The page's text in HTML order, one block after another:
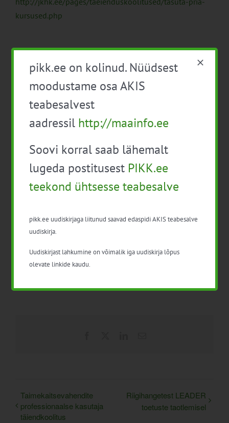
kursused.php
Ruth Türk
JKHK koolitusjuht
ruth.turk@jkhk.ee
Koolitused toimuvad “Teadmussiirde pikaajaline
programm taimekasvatuse tegevusvaldkonnas” raames,
Lisa kalendrisse
Taimekaitsevahendite
professionaalse kasutaja
täiendkoolitus
Riigihangetest LEADER
toetuste taotlemisel
pikk.ee on kolinud. Nüüdsest
moodustame osa AKIS
teabesalvest
aadressil http://maainfo.ee
Soovi korral saab lähemalt
lugeda postitusest PIKK.ee
teekond ühtsesse teabesalve
pikk.ee uudiskirjaga liitunud saavad edaspidi AKIS teabesalve
uudiskirja.
Uudiskirjast lahkumine on võimalik iga uudiskirja lõpus
olevate linkide kaudu.